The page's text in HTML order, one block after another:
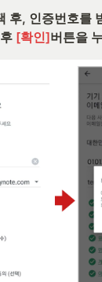
후, 인증번호를
[확인]버튼을